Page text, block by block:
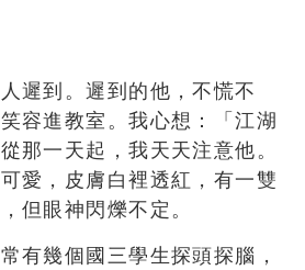
遲到。遲到的他，不慌不
容進教室。我心想：「江湖
那一天起，我天天注意他。
愛，皮膚白裡透紅，有一雙
但眼神閃爍不定。
有幾個國三學生探頭探腦，